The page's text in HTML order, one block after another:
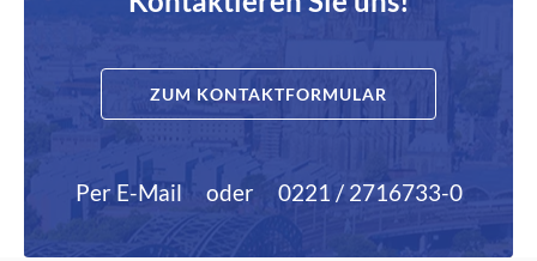
ZUM KONTAKTFORMULAR
Per E-Mail oder 0221 / 2716733-0